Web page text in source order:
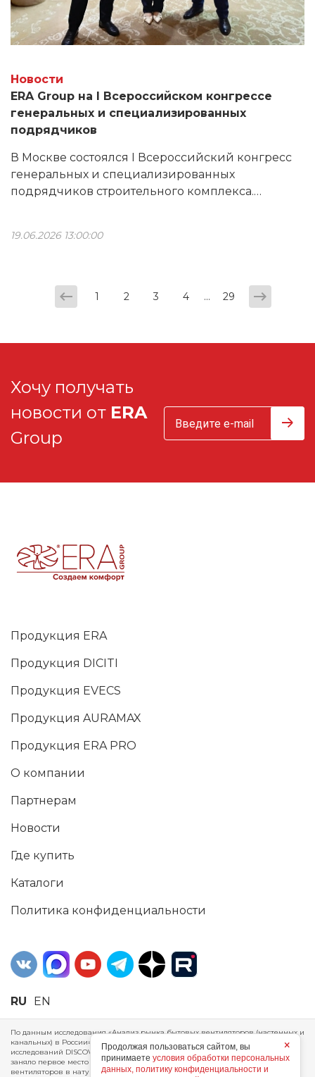
Новости
ERA Group на I Всероссийском конгрессе
генеральных и специализированных
подрядчиков
В Москве состоялся I Всероссийский конгресс
генеральных и специализированных
подрядчиков строительного комплекса.
специализированных подрядчиков,
19.06.2026 13:00:00
1 2 3 4 ... 29
Хочу получать
новости от ERA
Group
Продукция ERA
Продукция DICITI
Продукция EVECS
Продукция AURAMAX
Продукция ERA PRO
О компании
Партнерам
Новости
Где купить
Каталоги
Политика конфиденциальности
RU EN
По данным исследования «Анализ рынка бытовых вентиляторов (настенных и
канальных) в России», проведенного Агентством маркетинговых
исследований DISCOVERY RESEARCH Group, 2025 г. ERA Group (ООО «ЭРА»)
заняло первое место по производству, объему продаж и экспорту бытовых
вентиляторов в натуральном и стоимостном выражении за 2024 год.
×
Продолжая пользоваться сайтом, вы
принимаете условия обработки персональных
данных, политику конфиденциальности и